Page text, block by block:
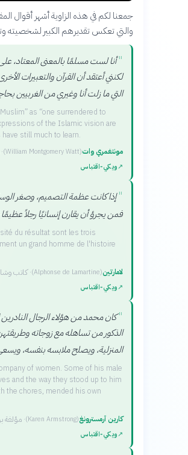
جمعنا لكم في هذه الزاوية أشهر أقوال
والتي تعكس تقديرهم الكبير لشخصيته
" أنا لست مسلمًا بالمعنى المعتاد،
لكنني أعتقد أن القرآن والتعبيرات
التي ما زلت أنا وغيري من الغربيين
as “one surrendered to
of the Islamic vision are
still much to learn.
مونتغمري وات
(William Montgomery Watt)
·
↗ويكي‑اقتباس
" إذا كانت عظمة التصميم، وصغر
فمن يجرؤ أن يقارن إنسانيًا رجلاً
du résultat sont les trois
un grand homme de l'histoire
لامارتين
(Alphonse de Lamartine)
·كاتب
↗ويكي‑اقتباس
"كان محمد من هؤلاء الرجال
الذكور من تساهله مع زوجاته
المنزلية، ويصلح ملابسه بنفسه،
of women. Some of his male
and the way they stood up to him
the chores, mended his own
كارين آرمسترونغ
(Karen Armstrong)
· مؤلفة
↗ويكي‑اقتباس